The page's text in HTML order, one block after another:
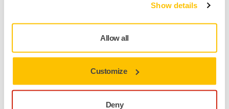
Show details
Allow all
Customize
Deny
Intervallinställning/Autostoppfunktion
Ställ in maximal körtid oavsett hur länge
knappen är intryckt